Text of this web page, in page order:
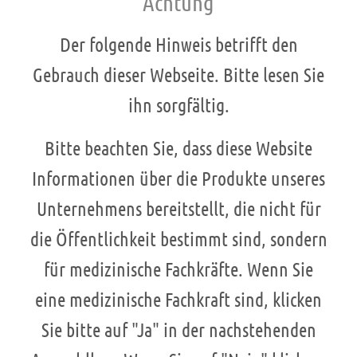
Eine Lipoprotein-Apherese
kommt dann zum Einsatz, wenn sich
sowohl eine Ernährungsumstellung
Behandlung als ineffektiv erwiesen
haben. Patienten, die mit Lipoprotein-
Apherese behandelt werden, leiden
Cholesterinwerten, wie dies
beispielsweise bei an familiärer
Hypercholesterinämie (FH)
erkrankten Personen der Fall ist
und/oder erhöhten Lp(a)-Werten.
Der folgende Hinweis betrifft den
Gebrauch dieser Webseite. Bitte lesen Sie
ihn sorgfältig.
Bitte beachten Sie, dass diese Website
Informationen über die Produkte unseres
Unternehmens bereitstellt, die nicht für
die Öffentlichkeit bestimmt sind, sondern
für medizinische Fachkräfte. Wenn Sie
eine medizinische Fachkraft sind, klicken
Sie bitte auf "Ja" in der nachstehenden